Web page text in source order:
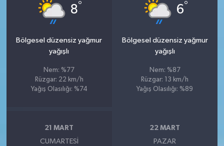
8°
Bölgesel düzensiz yağmur
yağışlı
Nem: %77
Rüzgar: 22 km/h
Yağış Olasılığı: %74
6°
Bölgesel düzensiz yağmur
yağışlı
Nem: %87
Rüzgar: 13 km/h
Yağış Olasılığı: %89
21 MART
CUMARTESI
22 MART
PAZAR